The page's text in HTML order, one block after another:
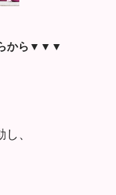
から▼▼▼
、